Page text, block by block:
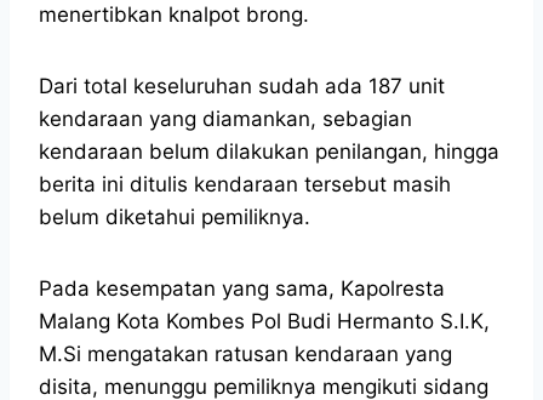
menertibkan knalpot brong.
Dari total keseluruhan sudah ada 187 unit
kendaraan yang diamankan, sebagian
kendaraan belum dilakukan penilangan, hingga
berita ini ditulis kendaraan tersebut masih
belum diketahui pemiliknya.
Pada kesempatan yang sama, Kapolresta
Malang Kota Kombes Pol Budi Hermanto S.I.K,
M.Si mengatakan ratusan kendaraan yang
disita, menunggu pemiliknya mengikuti sidang